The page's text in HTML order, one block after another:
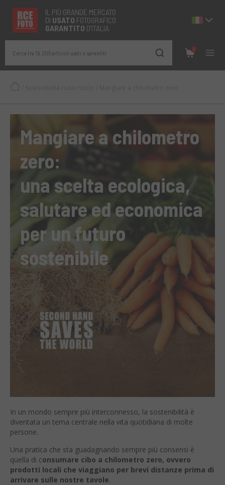
IL PIÙ GRANDE MERCATO
DI USATO FOTOGRAFICO
GARANTITO D’ITALIA
Cerca tra 19.205 articoli usati e garantiti
0
Mangiare a chilometro
zero:
una scelta ecologica,
salutare ed economica
per un futuro
sostenibile
In un mondo sempre più interconnesso, la sostenibilità è
diventata un tema centrale nella vita quotidiana di molte
persone.
Una pratica che sta guadagnando sempre più consensi è
quella di consumare cibo a chilometro zero, ovvero
prodotti locali che viaggiano per brevi distanze prima di
arrivare sulle nostre tavole.